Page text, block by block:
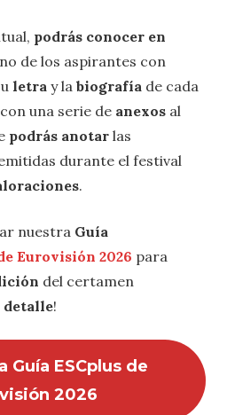
podrás conocer en
de los aspirantes con
letra y la biografía de cada
una serie de anexos al
podrás anotar las
durante el festival
.
nuestra Guía
Eurovisión 2026 para
del certamen
detalle!
Guía ESCplus de
2026